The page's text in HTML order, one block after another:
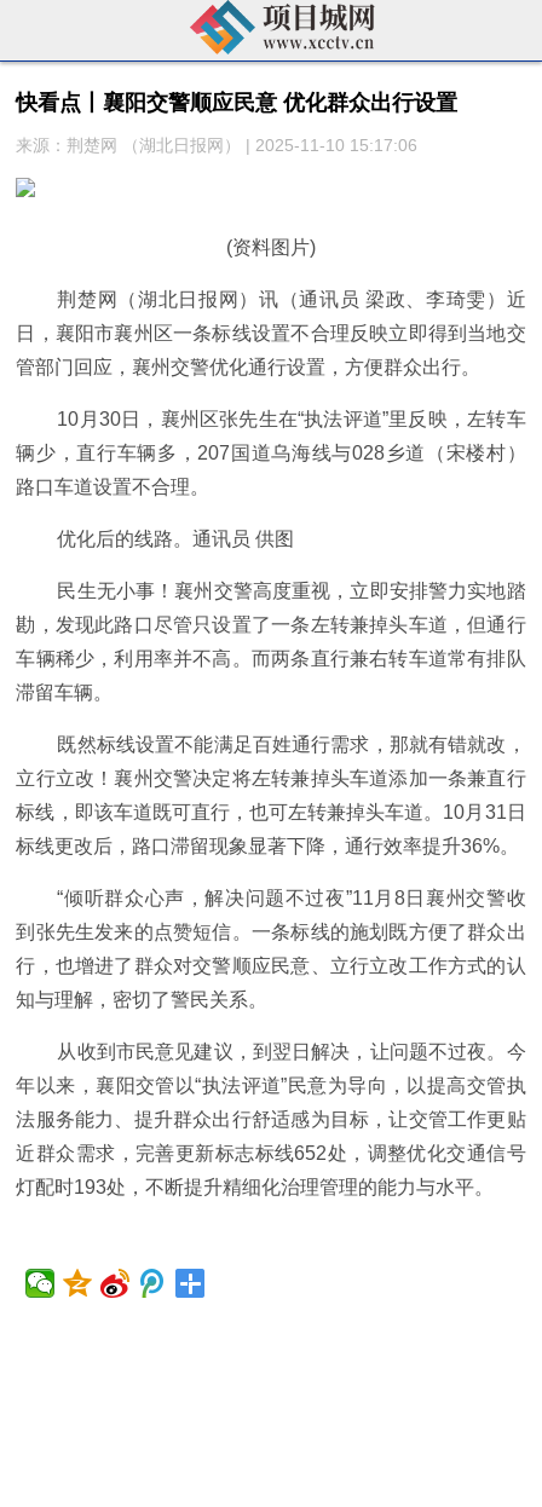
快看点丨襄阳交警顺应民意 优化群众出行设置
来源：荆楚网 ​（湖北日报网） | 2025-11-10 15:17:06
(资料图片)
荆楚网（湖北日报网）讯（通讯员 梁政、李琦雯）近
日，襄阳市襄州区一条标线设置不合理反映立即得到当地交
管部门回应，襄州交警优化通行设置，方便群众出行。
10月30日，襄州区张先生在“执法评道”里反映，左转车
辆少，直行车辆多，207国道乌海线与028乡道（宋楼村）
路口车道设置不合理。
优化后的线路。通讯员 供图
民生无小事！襄州交警高度重视，立即安排警力实地踏
勘，发现此路口尽管只设置了一条左转兼掉头车道，但通行
车辆稀少，利用率并不高。而两条直行兼右转车道常有排队
滞留车辆。
既然标线设置不能满足百姓通行需求，那就有错就改，
立行立改！襄州交警决定将左转兼掉头车道添加一条兼直行
标线，即该车道既可直行，也可左转兼掉头车道。10月31日
标线更改后，路口滞留现象显著下降，通行效率提升36%。
“倾听群众心声，解决问题不过夜”11月8日襄州交警收
到张先生发来的点赞短信。一条标线的施划既方便了群众出
行，也增进了群众对交警顺应民意、立行立改工作方式的认
知与理解，密切了警民关系。
从收到市民意见建议，到翌日解决，让问题不过夜。今
年以来，襄阳交管以“执法评道”民意为导向，以提高交管执
法服务能力、提升群众出行舒适感为目标，让交管工作更贴
近群众需求，完善更新标志标线652处，调整优化交通信号
灯配时193处，不断提升精细化治理管理的能力与水平。